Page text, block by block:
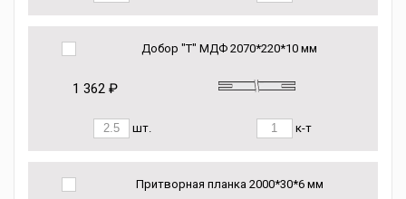
Добор "Т" МДФ 2070*220*10 мм
1 362 ₽
шт. к-т
Притворная планка 2000*30*6 мм